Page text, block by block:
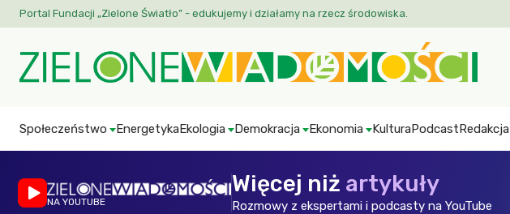
Portal Fundacji „Zielone Światło” - edukujemy i działamy na rzecz środowiska.
Społeczeństwo EnergetykaEkologia Demokracja Ekonomia KulturaPodcastRedakcja
NA YOUTUBE
Więcej niż artykuły
Rozmowy z ekspertami i podcasty na YouTube